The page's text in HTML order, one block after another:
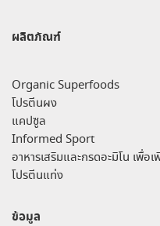
ผลิตภัณฑ์
Organic Superfoods
โปรตีนผง
แคปซูล
Informed Sport
อาหารเสริมและกรดอะมิโน เพื่
โปรตีนแท่ง
ข้อมูล